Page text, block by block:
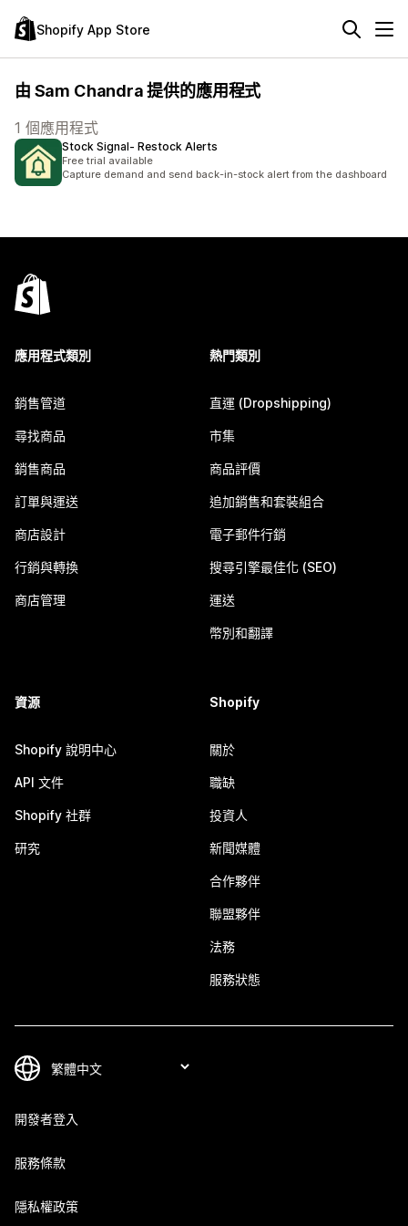
Shopify App Store
由 Sam Chandra 提供的應用程式
1 個應用程式
Stock Signal‑ Restock Alerts
Free trial available
Capture demand and send back-in-stock alert from the dashboard
應用程式類別
銷售管道
尋找商品
銷售商品
訂單與運送
商店設計
行銷與轉換
商店管理
熱門類別
直運 (Dropshipping)
市集
商品評價
追加銷售和套裝組合
電子郵件行銷
搜尋引擎最佳化 (SEO)
運送
幣別和翻譯
資源
Shopify 說明中心
API 文件
Shopify 社群
研究
Shopify
關於
職缺
投資人
新聞媒體
合作夥伴
聯盟夥伴
法務
服務狀態
開發者登入
服務條款
隱私權政策